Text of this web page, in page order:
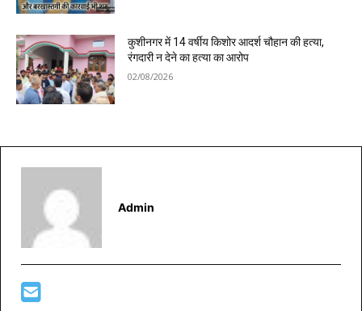
कुशीनगर में 14 वर्षीय किशोर आदर्श चौहान की हत्या,
रंगदारी न देने का हत्या का आरोप
02/08/2026
Admin